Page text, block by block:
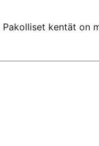
Pakolliset kentät on